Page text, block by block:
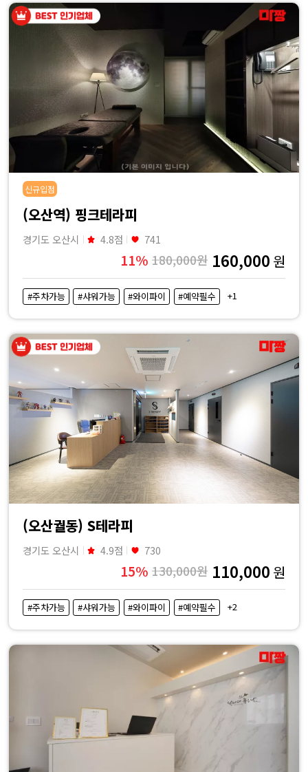
신규입점
(오산역) 핑크테라피
경기도 오산시 4.8점 741
11% 180,000원 160,000 원
#주차가능 #샤워가능 #와이파이 #예약필수 +1
(오산궐동) S테라피
경기도 오산시 4.9점 730
15% 130,000원 110,000 원
#주차가능 #샤워가능 #와이파이 #예약필수 +2